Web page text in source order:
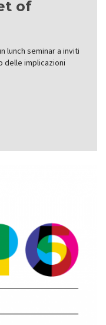
of
lunch seminar a inviti
delle implicazioni